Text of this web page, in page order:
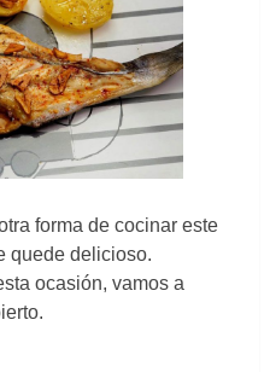
forma de cocinar este
quede delicioso.
ocasión, vamos a